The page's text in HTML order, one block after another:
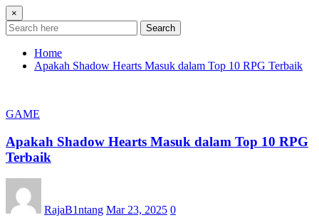
×
Search
Home
Apakah Shadow Hearts Masuk dalam Top 10 RPG Terbaik
GAME
Apakah Shadow Hearts Masuk dalam Top 10 RPG
Terbaik
RajaB1ntang Mar 23, 2025 0